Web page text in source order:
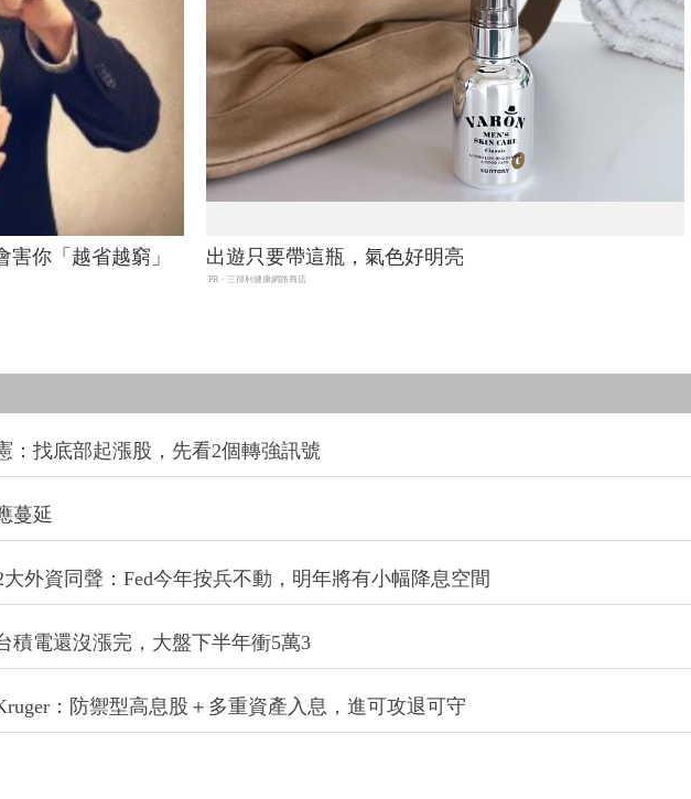
害你「越省越窮」 出遊只要帶這瓶，氣色好明亮
PR・三得利健康網路商店
：找底部起漲股，先看2個轉強訊號
蔓延
外資同聲：Fed今年按兵不動，明年將有小幅降息空間
積電還沒漲完，大盤下半年衝5萬3
：防禦型高息股＋多重資產入息，進可攻退可守